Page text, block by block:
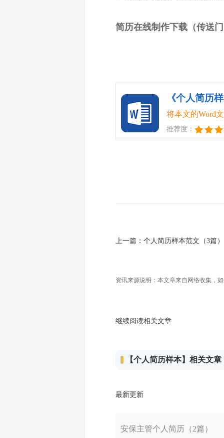
简历在线制作下载（传送
《个人简历
将本文的Word
推荐度：
上一篇： 个人简历样本范文（3篇）
资讯来源说明：本文章来自网络收集，
继续阅读相关文章
【个人简历样本】相关文章
最新更新
安保主管个人简历（2篇）